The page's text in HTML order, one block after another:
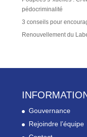
pédocriminalité
3 conseils pour
Renouvellement du
Gouvernance
Rejoindre l’équipe